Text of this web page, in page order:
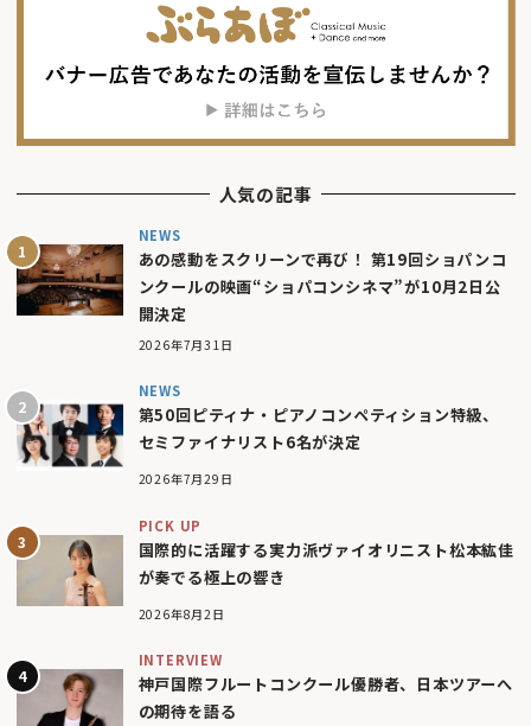
人気の記事
NEWS
あの感動をスクリーンで再び！ 第19回ショパンコ
ンクールの映画“ショパコンシネマ”が10月2日公
開決定
2026年7月31日
NEWS
第50回ピティナ・ピアノコンペティション特級、
セミファイナリスト6名が決定
2026年7月29日
PICK UP
国際的に活躍する実力派ヴァイオリニスト松本紘佳
が奏でる極上の響き
2026年8月2日
INTERVIEW
神戸国際フルートコンクール優勝者、日本ツアーへ
の期待を語る